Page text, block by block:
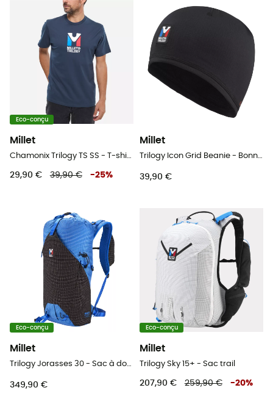
Eco-conçu
Millet
Chamonix Trilogy TS SS - T-shirt homme
29,90 € 39,90 € -25%
Millet
Trilogy Icon Grid Beanie - Bonnet
39,90 €
Eco-conçu
Millet
Trilogy Jorasses 30 - Sac à dos alpinisme
349,90 €
Eco-conçu
Millet
Trilogy Sky 15+ - Sac trail
207,90 € 259,90 € -20%